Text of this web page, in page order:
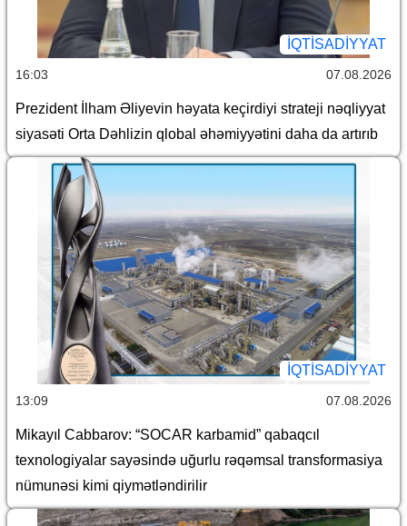
İQTİSADİYYAT
16:03 07.08.2026
Prezident İlham Əliyevin həyata keçirdiyi strateji nəqliyyat
siyasəti Orta Dəhlizin qlobal əhəmiyyətini daha da artırıb
İQTİSADİYYAT
13:09 07.08.2026
Mikayıl Cabbarov: “SOCAR karbamid” qabaqcıl
texnologiyalar sayəsində uğurlu rəqəmsal transformasiya
nümunəsi kimi qiymətləndirilir